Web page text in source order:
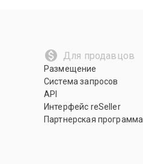
Для продавцов
Размещение
Система запросов
API
Интерфейс reSeller
Партнерская программа